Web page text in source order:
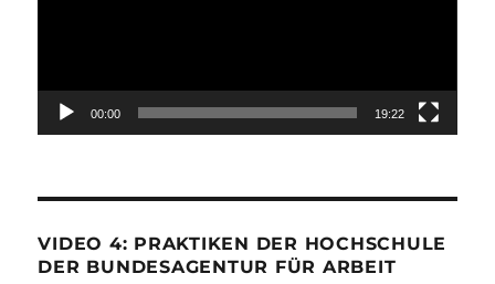
00:00 19:22
VIDEO 4: PRAKTIKEN DER HOCHSCHULE
DER BUNDESAGENTUR FÜR ARBEIT